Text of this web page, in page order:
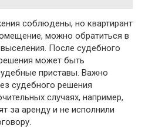
соблюдены, но квартирант
можно обратиться в
После судебного
может быть
приставы. Важно
судебного решения
случаях, например,
за аренду и не исполнили